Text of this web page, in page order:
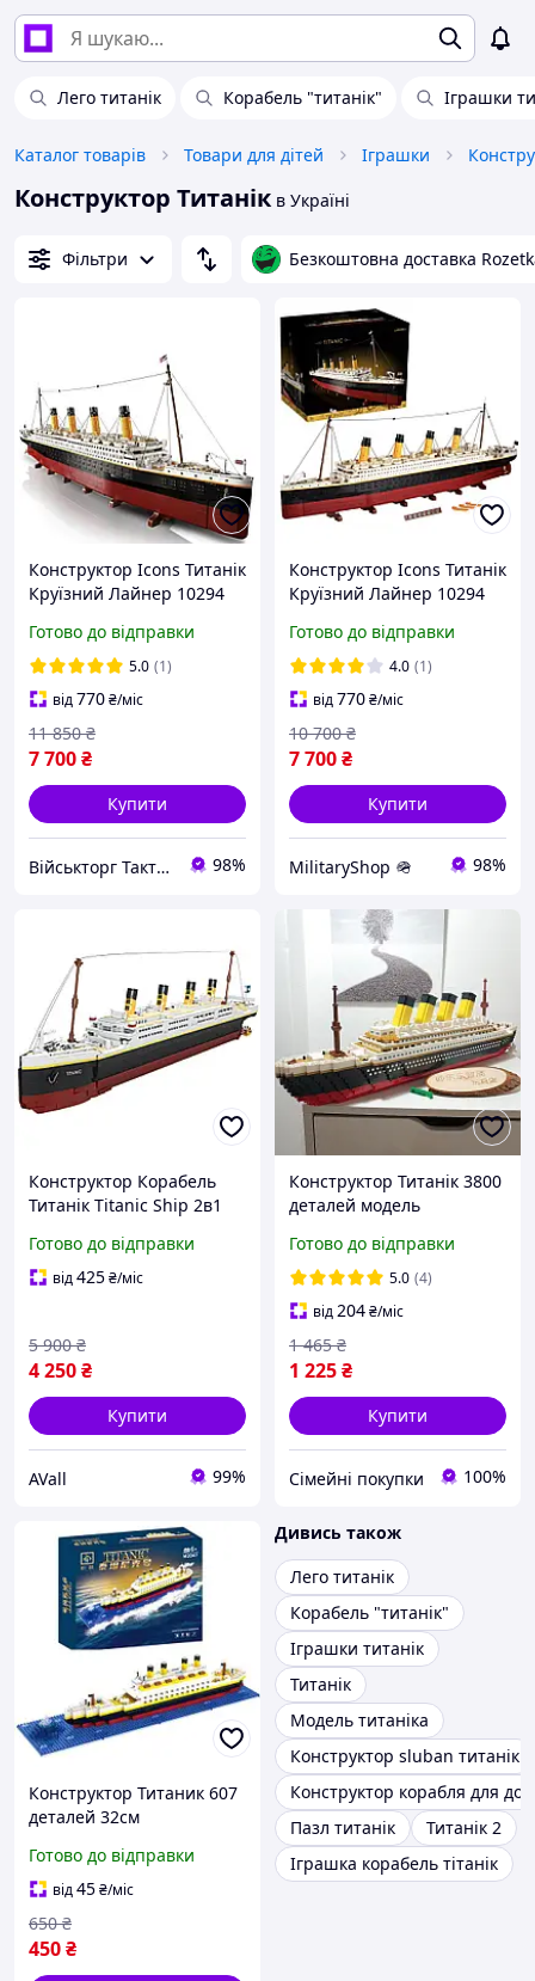
Лего титанік Корабель "титанік" Іграшки
Каталог товарів Товари для дітей Іграшки
Конструктор Титанік в Україні
Фільтри Безкоштовна доставка
Конструктор Icons Титанік
Круїзний Лайнер 10294
величезна модель
Готово до відправки
5.0 (1)
від770₴/міс
7 700₴
11 850 ₴
Купити
Військторг Тактичне спорядження 98%
Конструктор Icons Титанік
Круїзний Лайнер 10294
величезна модель
Готово до відправки
4.0 (1)
від770₴/міс
7 700₴
10 700 ₴
Купити
MilitaryShop 🪖 98%
Конструктор Корабель
Титанік Titanic Ship 2в1
Готово до відправки
від425₴/міс
4 250₴
5 900 ₴
Купити
AVall 99%
Конструктор Титанік 3800
деталей модель
лайнера (8802)
Готово до відправки
5.0 (4)
від204₴/міс
1 225₴
1 465 ₴
Купити
Сімейні покупки 100%
Конструктор Титаник 607
деталей 32см
Готово до відправки
від45₴/міс
450₴
650 ₴
Дивись також
Лего титанік
Корабель "титанік"
Іграшки титанік
Титанік
Модель титаніка
Конструктор sluban титанік
Конструктор корабля для
Пазл титанік
Титанік 2
Іграшка корабель тітанік